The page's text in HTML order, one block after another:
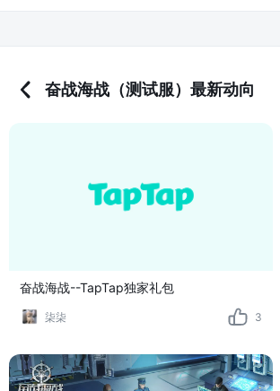
奋战海战（测试服）最新动向
奋战海战--TapTap独家礼包
柒柒 3